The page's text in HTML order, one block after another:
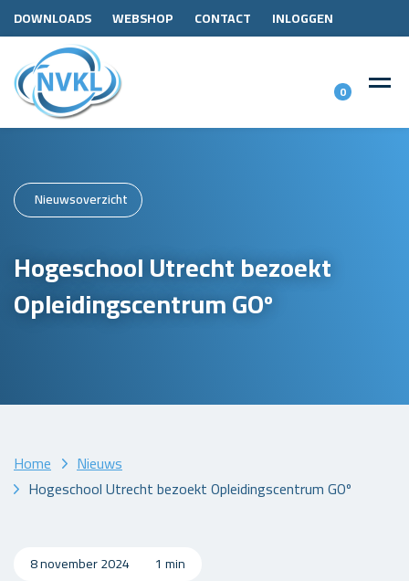
DOWNLOADS WEBSHOP CONTACT INLOGGEN
0
Nieuwsoverzicht
Hogeschool Utrecht bezoekt
Opleidingscentrum GOº
Home
Nieuws
Hogeschool Utrecht bezoekt Opleidingscentrum GOº
8 november 2024 1 min